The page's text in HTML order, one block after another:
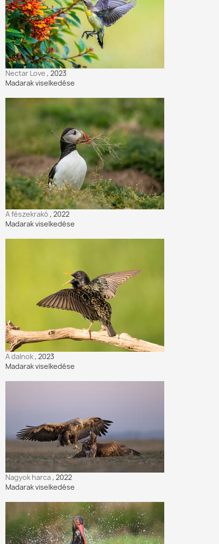
Nectar Love, 2023
Madarak viselkedése
A fészekrakó, 2022
Madarak viselkedése
A dalnok, 2023
Madarak viselkedése
Nagyok harca, 2022
Madarak viselkedése